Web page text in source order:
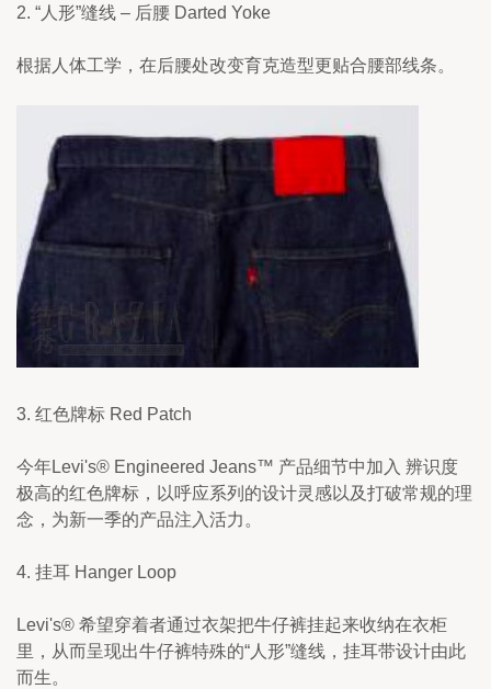
2. “人形”缝线 – 后腰 Darted Yoke
根据人体工学，在后腰处改变育克造型更贴合腰部线条。
3. 红色牌标 Red Patch
今年Levi's® Engineered Jeans™ 产品细节中加入 辨识度
极高的红色牌标，以呼应系列的设计灵感以及打破常规的理
念，为新一季的产品注入活力。
4. 挂耳 Hanger Loop
Levi's® 希望穿着者通过衣架把牛仔裤挂起来收纳在衣柜
里，从而呈现出牛仔裤特殊的“人形”缝线，挂耳带设计由此
而生。